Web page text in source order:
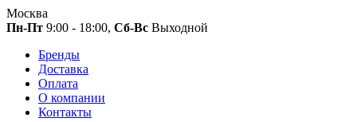
Москва
Пн-Пт 9:00 - 18:00, Сб-Вс Выходной
Бренды
Доставка
Оплата
О компании
Контакты